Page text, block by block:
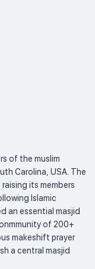
of the muslim
Carolina, USA. The
its members
Islamic
an essential masjid
of 200+
makeshift prayer
a central masjid